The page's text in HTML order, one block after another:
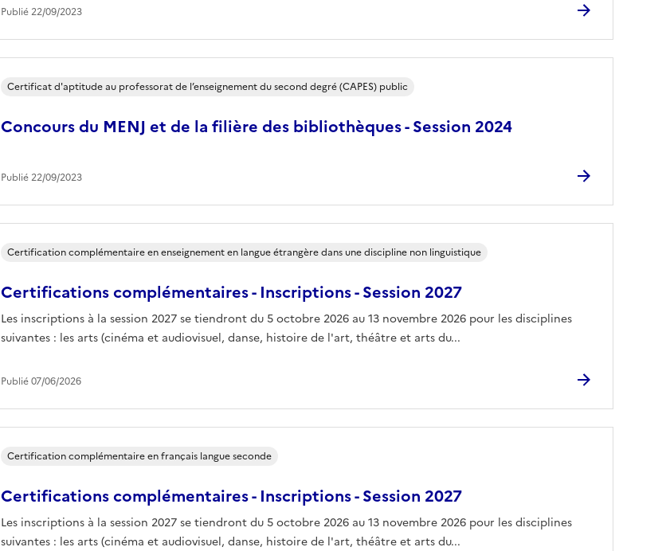
Publié 22/09/2023
Concours du MENJ et de la filière des bibliothèques - Session 2024
Certificat d'aptitude au professorat de l’enseignement du second degré (CAPES) public
Publié 22/09/2023
Certifications complémentaires - Inscriptions - Session 2027
Les inscriptions à la session 2027 se tiendront du 5 octobre 2026 au 13 novembre 2026 pour les disciplines
suivantes : les arts (cinéma et audiovisuel, danse, histoire de l'art, théâtre et arts du...
Certification complémentaire en enseignement en langue étrangère dans une discipline non linguistique
Publié 07/06/2026
Certifications complémentaires - Inscriptions - Session 2027
Les inscriptions à la session 2027 se tiendront du 5 octobre 2026 au 13 novembre 2026 pour les disciplines
suivantes : les arts (cinéma et audiovisuel, danse, histoire de l'art, théâtre et arts du...
Certification complémentaire en français langue seconde